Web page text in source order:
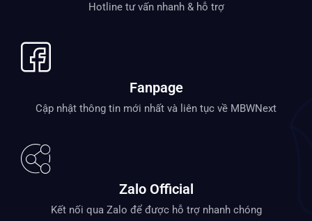
Hotline tư vấn nhanh & hỗ trợ
Fanpage
Cập nhật thông tin mới nhất và liên tục về MBWNext
Zalo Official
Kết nối qua Zalo để được hỗ trợ nhanh chóng